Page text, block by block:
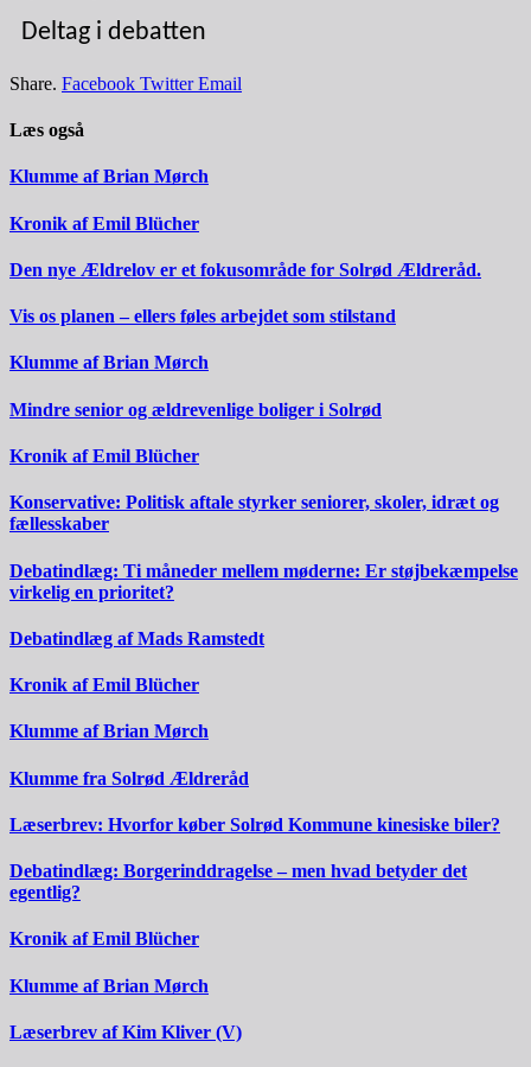
Deltag i debatten
Share. Facebook Twitter Email
Læs også
Klumme af Brian Mørch
Kronik af Emil Blücher
Den nye Ældrelov er et fokusområde for Solrød Ældreråd.
Vis os planen – ellers føles arbejdet som stilstand
Klumme af Brian Mørch
Mindre senior og ældrevenlige boliger i Solrød
Kronik af Emil Blücher
Konservative: Politisk aftale styrker seniorer, skoler, idræt og
fællesskaber
Debatindlæg: Ti måneder mellem møderne: Er støjbekæmpelse
virkelig en prioritet?
Debatindlæg af Mads Ramstedt
Kronik af Emil Blücher
Klumme af Brian Mørch
Klumme fra Solrød Ældreråd
Læserbrev: Hvorfor køber Solrød Kommune kinesiske biler?
Debatindlæg: Borgerinddragelse – men hvad betyder det
egentlig?
Kronik af Emil Blücher
Klumme af Brian Mørch
Læserbrev af Kim Kliver (V)